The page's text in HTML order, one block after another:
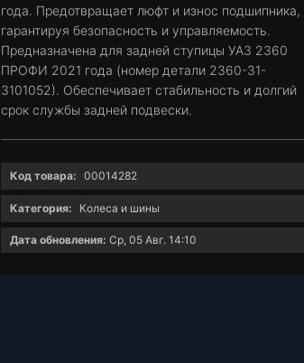
года. Предотвращает люфт и износ подшипника,
гарантируя безопасность и управляемость.
Предназначена для задней ступицы УАЗ 2360
ПРОФИ 2021 года (номер детали 2360-31-
3101052). Обеспечивает стабильность и долгий
срок службы задней подвески.
Код товара: 00014282
Категория: Колеса и шины
Дата обновления: Ср, 05 Авг. 14:10